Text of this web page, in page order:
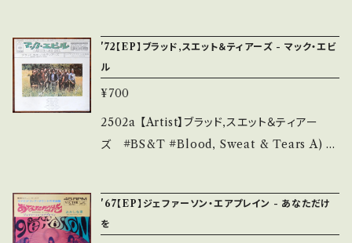
/ 発送について■■■ をご覧ください。 https://
onbankutsu.thebase.in/items/14252144
お知らせ等は、About 画面にてご確認ください。
キズ多く痛み多 *その他、+ - で補足しています。
*中古という事をご理解して頂ける方のご購入を
お願い致します。 Please purchase it if you
understand that it is second hand. *詳しく
は ■■■状態・説明 / 発送について■■■ を
面にてご確認ください。 ___
ミュージック名曲！ 参考視聴: https://youtu.b
e/2s4slliAtQU?si=LrSQZFN34CVuTBzr
【Condition】 Jacket/Record：B/B (国内盤/
Wジャケ) *ジャケ内しみ _____________
____________ 【About the state/状態
C・痛み多・キズ多く痛み多 *その他、+ - で補足
しています。 *中古という事をご理解して頂ける
'72【EP】ブラッド,スエット＆ティアーズ - マック・エビ
ル
¥700
2502a 【Artist】ブラッド,スエット＆ティアー
ズ #BS&T #Blood, Sweat & Tears A) マ
/ CBSA-82083 / CBSソニー *ブラス・ロック
参考視聴: https://youtu.be/Lw1raXgdmK
'67【EP】ジェファーソン・エアプレイン - あなただけ
を